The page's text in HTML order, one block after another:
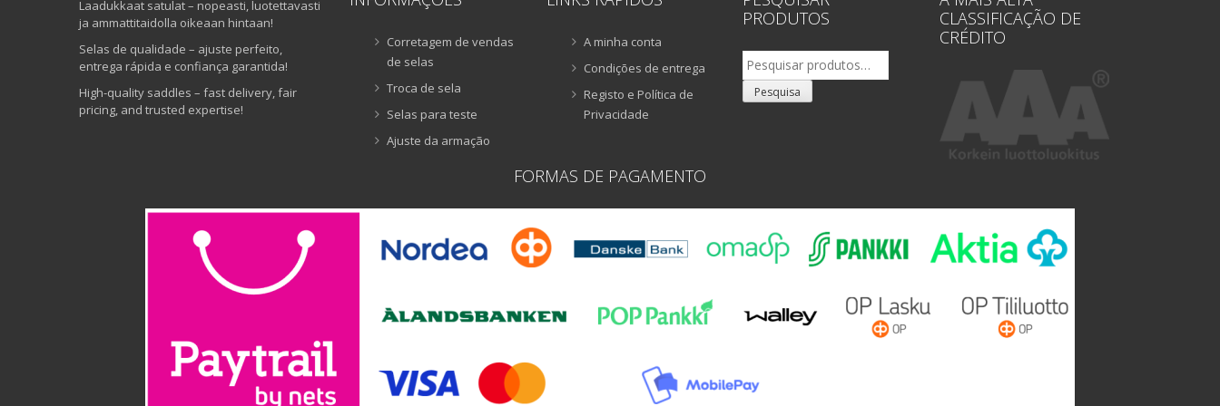
Laadukkaat satulat – nopeasti, luotettavasti
ja ammattitaidolla oikeaan hintaan!
Selas de qualidade – ajuste perfeito,
entrega rápida e confiança garantida!
High-quality saddles – fast delivery, fair
pricing, and trusted expertise!
Corretagem de vendas
de selas
Troca de sela
Selas para teste
Ajuste da armação
A minha conta
Condições de entrega
Registo e Política de
Privacidade
PRODUTOS
Pesquisar
por:
Pesquisa
CLASSIFICAÇÃO DE
CRÉDITO
FORMAS DE PAGAMENTO